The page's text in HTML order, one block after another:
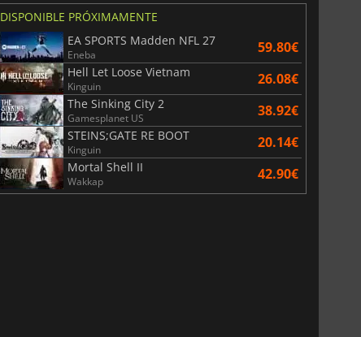
DISPONIBLE PRÓXIMAMENTE
EA SPORTS Madden NFL 27
Eneba 59.80€
Hell Let Loose Vietnam
Kinguin 26.08€
The Sinking City 2
Gamesplanet US 38.92€
STEINS;GATE RE BOOT
Kinguin 20.14€
Mortal Shell II
Wakkap 42.90€